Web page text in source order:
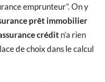
emprunteur”. On y
prêt immobilier
crédit n’a rien
de choix dans le calcul